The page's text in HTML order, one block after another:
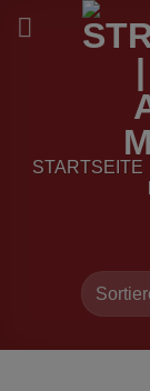
Inhalt
STARTSEITE